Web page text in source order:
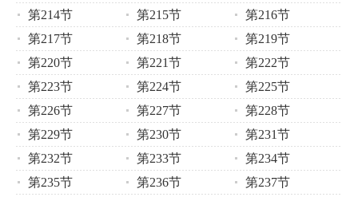
第214节
第215节
第216节
第217节
第218节
第219节
第220节
第221节
第222节
第223节
第224节
第225节
第226节
第227节
第228节
第229节
第230节
第231节
第232节
第233节
第234节
第235节
第236节
第237节